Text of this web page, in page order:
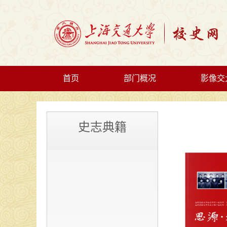
首页 部门概况 影像交
史志典籍